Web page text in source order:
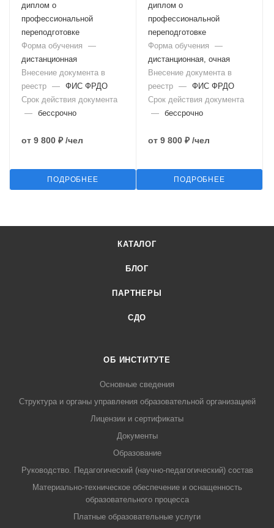
диплом о
профессиональной
переподготовке
Форма обучения
—
дистанционная
Внесение документа в
реестр — ФИС ФРДО
Срок действия документа
— бессрочно
от 9 800 ₽ /чел
ПОДРОБНЕЕ
диплом о
профессиональной
переподготовке
Форма обучения
—
дистанционная, очная
Внесение документа в
реестр — ФИС ФРДО
Срок действия документа
— бессрочно
от 9 800 ₽ /чел
ПОДРОБНЕЕ
КАТАЛОГ
БЛОГ
ПАРТНЕРЫ
СДО
ОБ ИНСТИТУТЕ
Основные сведения
Структура и органы управления образовательной организацией
Лицензии и сертификаты
Документы
Образование
Руководство. Педагогический (научно-педагогический) состав
Материально-техническое обеспечение и оснащенность
образовательного процесса
Платные образовательные услуги